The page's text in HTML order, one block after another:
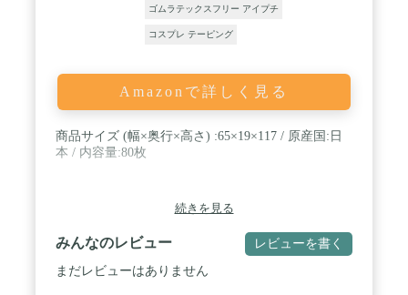
ゴムラテックスフリー アイプチ
コスプレ テーピング
Amazonで詳しく見る
商品サイズ (幅×奥行×高さ) :65×19×117 / 原産国:日
本 / 内容量:80枚
続きを見る
みんなのレビュー レビューを書く
まだレビューはありません